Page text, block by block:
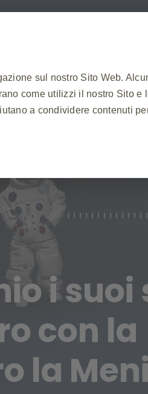
i suoi
con la
la
sul nostro Sito Web.
come utilizzi il nostro Sito e
a condividere contenuti
per memorizzare i dati
la sicurezza del Sito. Inoltre,
di servizi, come
per bloccare o avvisarti
informazione personale